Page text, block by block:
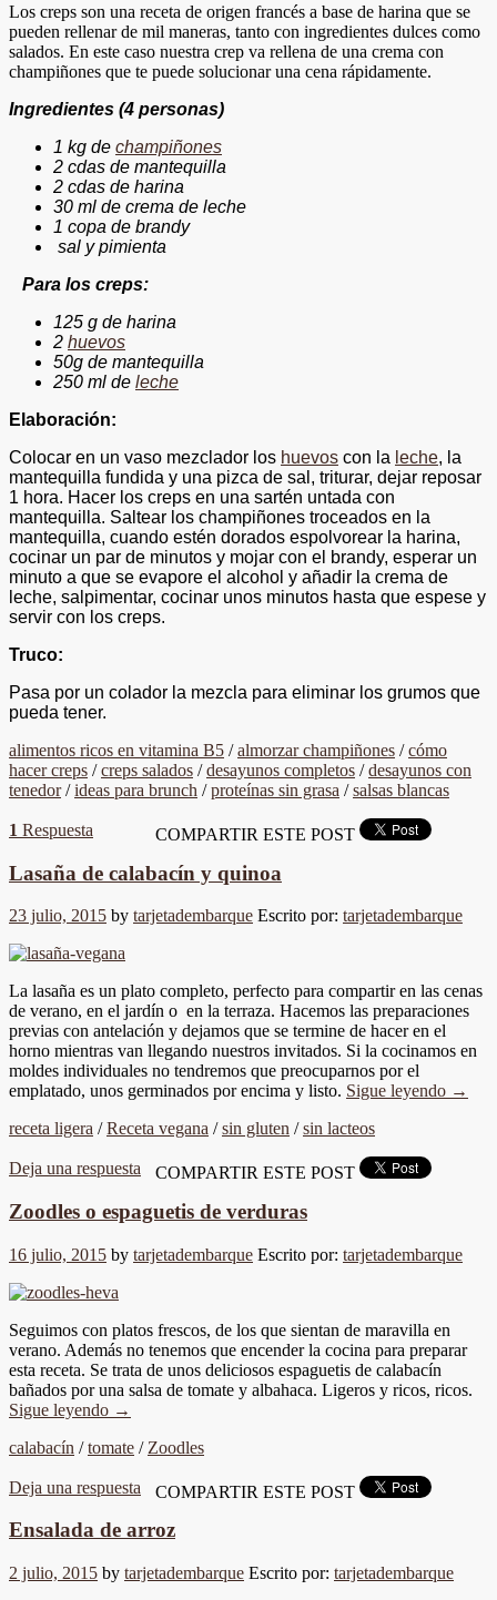
Los creps son una receta de origen francés a base de harina que se
pueden rellenar de mil maneras, tanto con ingredientes dulces como
salados. En este caso nuestra crep va rellena de una crema con
champiñones que te puede solucionar una cena rápidamente.
Ingredientes (4 personas)
1 kg de champiñones
2 cdas de mantequilla
2 cdas de harina
30 ml de crema de leche
1 copa de brandy
sal y pimienta
los creps:
125 g de harina
2 huevos
50g de mantequilla
250 ml de leche
Elaboración:
Colocar en un vaso mezclador los huevos con la leche, la
mantequilla fundida y una pizca de sal, triturar, dejar reposar
1 hora. Hacer los creps en una sartén untada con
mantequilla. Saltear los champiñones troceados en la
mantequilla, cuando estén dorados espolvorear la harina,
cocinar un par de minutos y mojar con el brandy, esperar un
minuto a que se evapore el alcohol y añadir la crema de
leche, salpimentar, cocinar unos minutos hasta que espese y
servir con los creps.
Truco:
Pasa por un colador la mezcla para eliminar los grumos que
pueda tener.
alimentos ricos en vitamina B5 /almorzar champiñones /cómo
hacer creps /creps salados /desayunos completos /desayunos con
tenedor/ideas para brunch /proteínas sin grasa /salsas blancas
1 Respuesta COMPARTIR ESTE POST
Lasaña de calabacín y quinoa
23 julio, 2015 by tarjetadembarque Escrito por: tarjetadembarque
La lasaña es un plato completo, perfecto para compartir en las cenas
de verano, en el jardín o en la terraza. Hacemos las preparaciones
previas con antelación y dejamos que se termine de hacer en el
horno mientras van llegando nuestros invitados. Si la cocinamos en
moldes individuales no tendremos que preocuparnos por el
emplatado, unos germinados por encima y listo. Sigue leyendo →
receta ligera /Receta vegana /sin gluten /sin lacteos
Deja una respuesta COMPARTIR ESTE POST
Zoodles o espaguetis de verduras
16 julio, 2015 by tarjetadembarque Escrito por: tarjetadembarque
Seguimos con platos frescos, de los que sientan de maravilla en
verano. Además no tenemos que encender la cocina para preparar
esta receta. Se trata de unos deliciosos espaguetis de calabacín
bañados por una salsa de tomate y albahaca. Ligeros y ricos, ricos.
Sigue leyendo →
calabacín /tomate / Zoodles
Deja una respuesta COMPARTIR ESTE POST
Ensalada de arroz
2 julio, 2015 by tarjetadembarque Escrito por: tarjetadembarque